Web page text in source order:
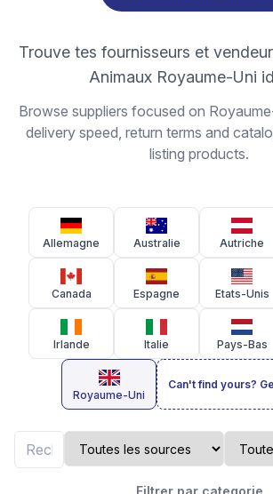
Trouve tes fournisseurs et
Animaux Royaume-Uni
Browse suppliers focused on
delivery speed, return terms and
listing products.
Allemagne Australie Autriche
Canada Espagne Etats-Unis
Irlande Italie Pays-Bas
Royaume-Uni
Can't find yours?
Filtrer par categorie